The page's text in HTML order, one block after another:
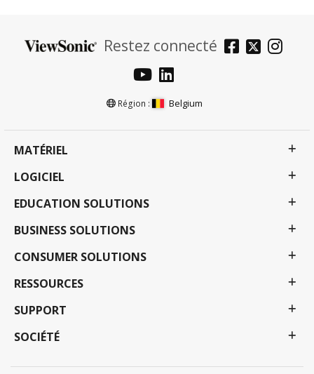
Restez connecté
Région : Belgium
MATÉRIEL
LOGICIEL
EDUCATION SOLUTIONS
BUSINESS SOLUTIONS
CONSUMER SOLUTIONS
RESSOURCES
SUPPORT
SOCIÉTÉ